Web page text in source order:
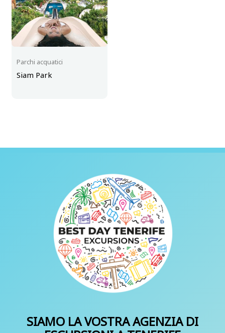
Parchi acquatici
Siam Park
SIAMO LA VOSTRA AGENZIA DI